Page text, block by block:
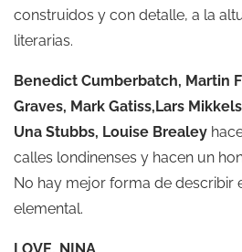
construidos y con detalle, a la
literarias.
Benedict Cumberbatch, Martin
Graves, Mark Gatiss,Lars
Una Stubbs, Louise Brealey
calles londinenses y hacen un
No hay mejor forma de describir
elemental.